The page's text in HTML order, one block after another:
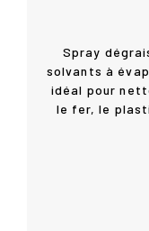
Spray
solvants à
idéal pour
le fer, le